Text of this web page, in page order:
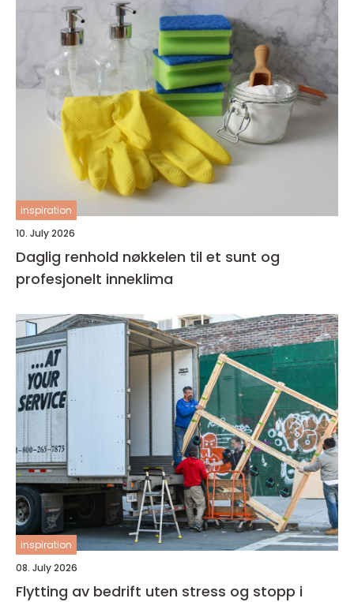
inspiration
10. July 2026
Daglig renhold nøkkelen til et sunt og
profesjonelt inneklima
inspiration
08. July 2026
Flytting av bedrift uten stress og stopp i